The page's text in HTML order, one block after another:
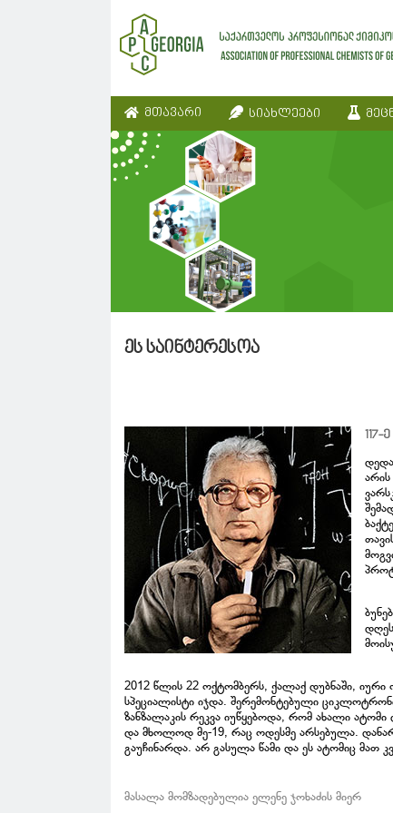
მთავარი სიახლეები
ეს საინტერესოა
2012 წლის 22 ოქტომბერს, ქალაქ დუბნაში, იური
სპეციალისტი იჯდა. შერემონტებული
ზანზალაკის რეკვა იუწყებოდა, რომ ახალი
და მხოლოდ მე-19, რაც ოდესმე არსებულა.
გაუჩინარდა. არ გასულა წამი და ეს ატომიც მათ
მასალა მომზადებულია ელენე ჯოხაძის მიერ